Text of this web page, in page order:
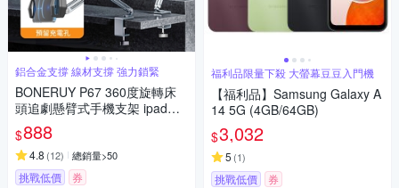
鋁合金支撐 線材支撐 強力鎖緊
BONERUY P67 360度旋轉床
頭追劇懸臂式手機支架 ipad鋁
合金桌面折疊平板支架 懶人支
架
$888
4.8 (12) 總銷量>50
挑戰低價 券
福利品限量下殺 大螢幕豆豆入門機
【福利品】Samsung Galaxy A
14 5G (4GB/64GB)
$3,032
5 (1)
挑戰低價 券